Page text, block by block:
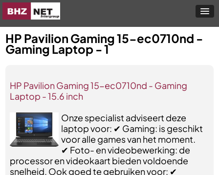
HP Pavilion Gaming 15-ec0710nd -
Gaming Laptop - 1
HP Pavilion Gaming 15-ec0710nd - Gaming
Laptop - 15.6 inch
Onze specialist adviseert deze
laptop voor: ✔ Gaming: is geschikt
voor alle games van het moment.
✔ Foto- en videobewerking: de
processor en videokaart bieden voldoende
snelheid. Ook goed te gebruiken voor: ✔